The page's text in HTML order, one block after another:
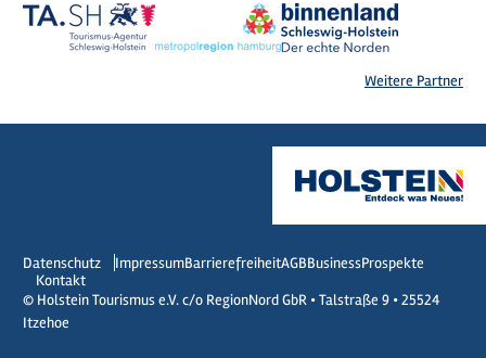
Weitere Partner
Datenschutz ImpressumBarrierefreiheitAGBBusinessProspekte
Kontakt
© Holstein Tourismus e.V. c/o RegionNord GbR • Talstraße 9 • 25524
Itzehoe